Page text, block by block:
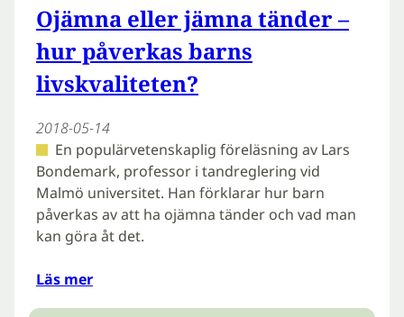
Ojämna eller jämna tänder –
hur påverkas barns
livskvaliteten?
2018-05-14
En populärvetenskaplig föreläsning av Lars
Bondemark, professor i tandreglering vid
Malmö universitet. Han förklarar hur barn
påverkas av att ha ojämna tänder och vad man
kan göra åt det.
Läs mer